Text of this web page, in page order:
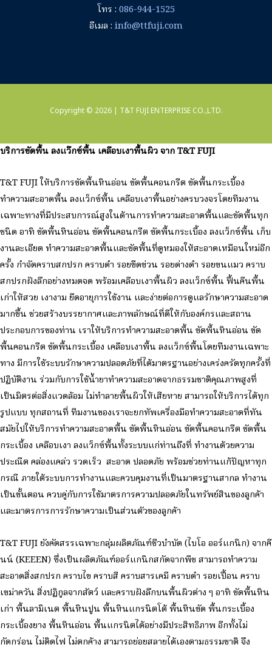
โทร : 086-944-1525
อีเมล : info@ttfuji.com
Copyright © 2026 | T&T FUJI ENTERPRISE CO.,LTD.
บริการขัดพื้น ลงแว๊กซ์พื้น เคลือบเงาพื้นผิว จาก T&T FUJI
T&T FUJI ให้บริการขัดพื้นหินอ่อน ขัดพื้นคอนกรีต ขัดพื้นกระเบื้อง
ทำความสะอาดพื้น ลงแว็กซ์พื้น เคลือบเงาพื้นอย่างครบวงจรโดยทีมงาน
เฉพาะทางที่มีประสบการณ์สูงในด้านการทำความสะอาดพื้นและขัดพื้นทุก
ชนิด อาทิ ขัดพื้นหินอ่อน ขัดพื้นคอนกรีต ขัดพื้นกระเบื้อง ลงแว็กซ์พื้น เก็บ
งานละเอียด ทำความสะอาดพื้นและขัดพื้นที่ดูหมองให้สะอาดเหมือนใหม่อีก
ครั้ง กำจัดคราบสกปรก คราบดำ รอยขีดข่วน รอยด่างดำ รอยขนแมว คราบ
สกปรกฝังลึกอย่างหมดจด พร้อมเคลือบเงาพื้นผิว ลงแว็กซ์พื้น ฟื้นคืนพื้น
เก่าให้สวย เงางาม ยืดอายุการใช้งาน และง่ายต่อการดูแลรักษาความสะอาด
มากขึ้น ช่วยสร้างบรรยากาศและภาพลักษณ์ที่ดีให้กับองค์กรและสถาน
ประกอบการของท่าน เราให้บริการทำความสะอาดพื้น ขัดพื้นหินอ่อน ขัด
พื้นคอนกรีต ขัดพื้นกระเบื้อง เคลือบเงาพื้น ลงแว็กซ์พื้นโดยทีมงานเฉพาะ
ทาง มีการใช้ระบบรักษาความปลอดภัยที่ได้มาตรฐานอย่างเคร่งครัดทุกครั้งที่
ปฏิบัติงาน ร่วมกับการใช้น้ำยาทำความสะอาดจากธรรมชาติคุณภาพสูงที่
เป็นมิตรต่อสิ่งแวดล้อม ไม่ทำลายพื้นผิวให้เสียหาย สามารถให้บริการได้ทุก
รูปแบบ ทุกสถานที่ ทีมงานของเราจะยกทัพเครื่องมือทำความสะอาดที่ทัน
สมัยไปให้บริการทำความสะอาดพื้น ขัดพื้นหินอ่อน ขัดพื้นคอนกรีต ขัดพื้น
กระเบื้อง เคลือบเงา ลงแว็กซ์พื้นทั้งระบบแก่ท่านถึงที่ ทำงานด้วยความ
ประณีต คล่องแคล่ว รวดเร็ว สะอาด ปลอดภัย พร้อมช่วยท่านแก้ปัญหาทุก
กรณี ภายใต้ระบบการทำงานและควบคุมงานที่เป็นมาตรฐานสากล ทำงาน
เป็นขั้นตอน ควบคู่กับการใช้มาตรการความปลอดภัยในทรัพย์สินของลูกค้า
และมาตรการการรักษาความเป็นส่วนตัวของลูกค้า
T&T FUJI ยังคัดสรรเฉพาะกลุ่มผลิตภัณฑ์ชีวบำบัด (ไบโอ ออร์แกนิก) จากคี
นน์ (KEEEN) ซึ่งเป็นผลิตภัณฑ์ออร์แกนิกสกัดจากพืช สามารถทำความ
สะอาดสิ่งสกปรก คราบไข คราบสี คราบสารเคมี คราบดำ รอยเปื้อน คราบ
เขม่าควัน สิ่งปฏิกูลจากสัตว์ และคราบฝังลึกบนพื้นผิวต่าง ๆ อาทิ ขัดพื้นหิน
เก่า พื้นลามิเนต พื้นหินปูน พื้นหินแกรนิตโต้ พื้นหินขัด พื้นกระเบื้อง
กระเบื้องยาง พื้นหินอ่อน พื้นแกรนิตได้อย่างมีประสิทธิภาพ อีกทั้งไม่
กัดกร่อน ไม่ติดไฟ ไม่ตกค้าง สามารถย่อยสลายได้เองตามธรรมชาติ จึง